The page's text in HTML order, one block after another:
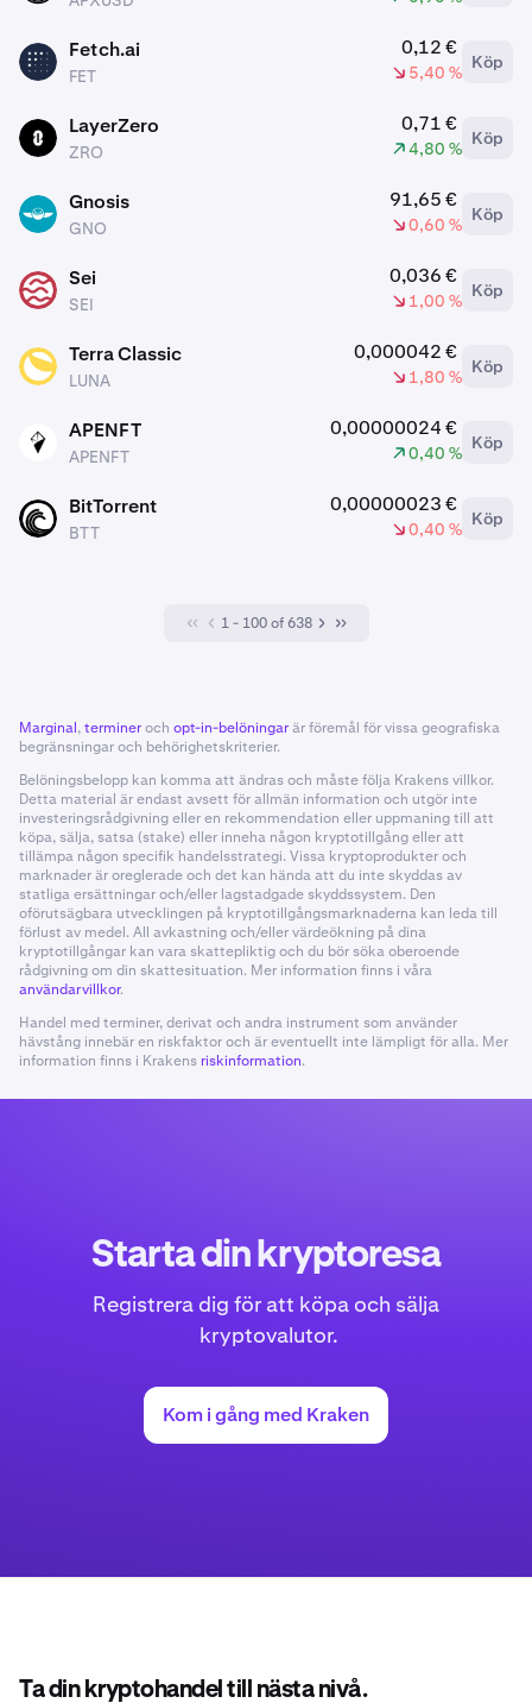
FET Fetch.ai
FET
0,12 €
5,40 %
Köp
ZRO LayerZero
ZRO
0,71 €
4,80 %
Köp
GNO Gnosis
GNO
91,65 €
0,60 %
Köp
SEI Sei
SEI
0,036 €
1,00 %
Köp
LUNA Terra Classic
LUNA
0,000042 €
1,80 %
Köp
APENFT APENFT
APENFT
0,00000024 €
0,40 %
Köp
BTT BitTorrent
BTT
0,00000023 €
0,40 %
Köp
1 - 100 of 638
Marginal,termineroch opt-in-belöningarär föremål för vissa geografiska
begränsningar och behörighetskriterier.
Belöningsbelopp kan komma att ändras och måste följa Krakens villkor.
Detta material är endast avsett för allmän information och utgör inte
investeringsrådgivning eller en rekommendation eller uppmaning till att
köpa, sälja, satsa (stake) eller inneha någon kryptotillgång eller att
tillämpa någon specifik handelsstrategi. Vissa kryptoprodukter och
marknader är oreglerade och det kan hända att du inte skyddas av
statliga ersättningar och/eller lagstadgade skyddssystem. Den
oförutsägbara utvecklingen på kryptotillgångsmarknaderna kan leda till
förlust av medel. All avkastning och/eller värdeökning på dina
kryptotillgångar kan vara skattepliktig och du bör söka oberoende
rådgivning om din skattesituation. Mer information finns i våra
användarvillkor.
Handel med terminer, derivat och andra instrument som använder
hävstång innebär en riskfaktor och är eventuellt inte lämpligt för alla. Mer
information finns i Krakens riskinformation.
Starta din kryptoresa
Registrera dig för att köpa och sälja
kryptovalutor.
Kom i gång med Kraken
Ta din kryptohandel till nästa nivå.